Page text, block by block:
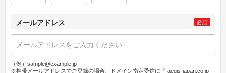
メールアドレス 必須
（例）sample@example.jp
※携帯メールアドレスでご登録の場合、ドメイン指定受信に『 aegis-japan.co.jp